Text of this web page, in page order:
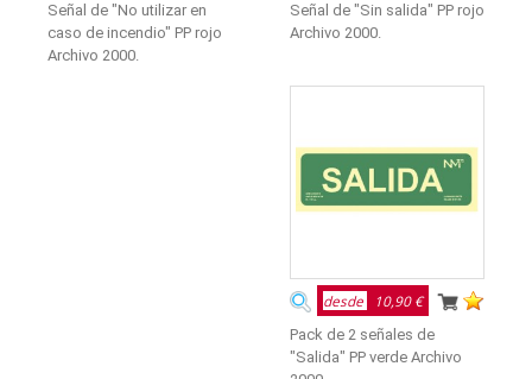
Señal de "No utilizar en
caso de incendio" PP rojo
Archivo 2000.
Señal de "Sin salida" PP rojo
Archivo 2000.
desde 10,90 €
Pack de 2 señales de
"Salida" PP verde Archivo